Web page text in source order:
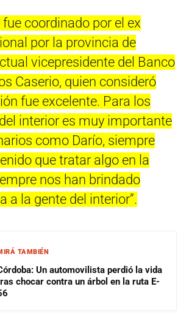
coordinado por el ex
por la provincia de
vicepresidente del Banco
Caserio, quien consideró
fue excelente. Para los
interior es muy importante
como Darío, siempre
que tratar algo en la
nos han brindado
a la gente del interior”.
TAMBIÉN
Un automovilista perdió la vida
chocar contra un árbol en la ruta E-